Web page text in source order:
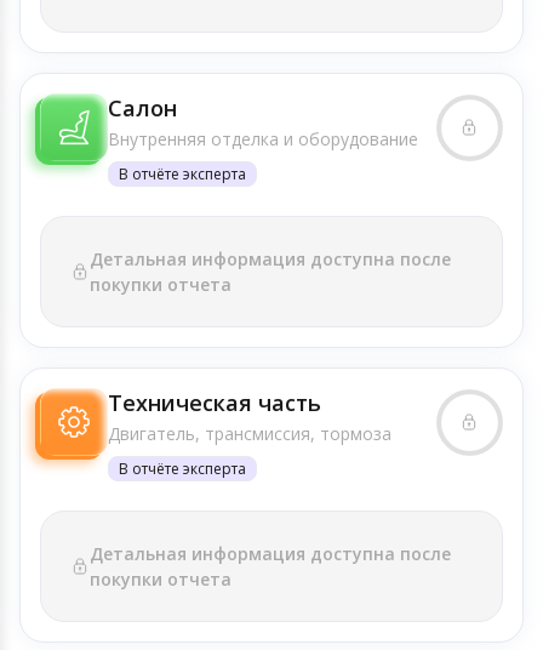
Салон
Внутренняя отделка и оборудование
В отчёте эксперта
Детальная информация доступна после
покупки отчета
Техническая часть
Двигатель, трансмиссия, тормоза
В отчёте эксперта
Детальная информация доступна после
покупки отчета